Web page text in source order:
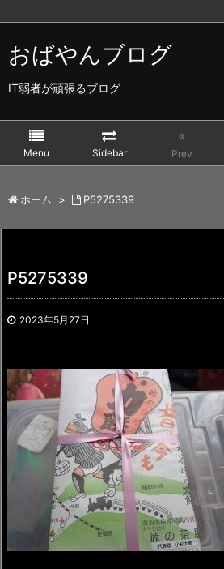
おばやんブログ
IT弱者が頑張るブログ
Menu Sidebar
«
Prev
ホーム > P5275339
P5275339
2023年5月27日